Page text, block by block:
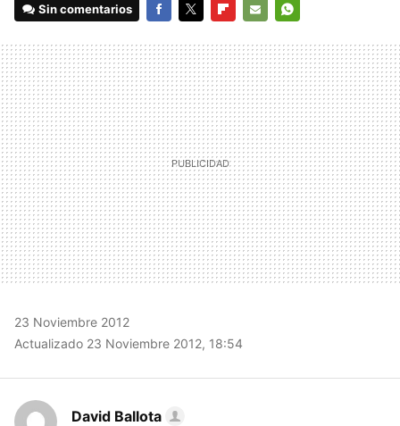
Sin comentarios
MAIL
23 Noviembre 2012
Actualizado 23 Noviembre 2012, 18:54
David Ballota